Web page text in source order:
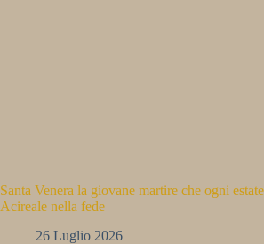
Santa Venera la giovane martire che ogni
Acireale nella fede
26 Luglio 2026